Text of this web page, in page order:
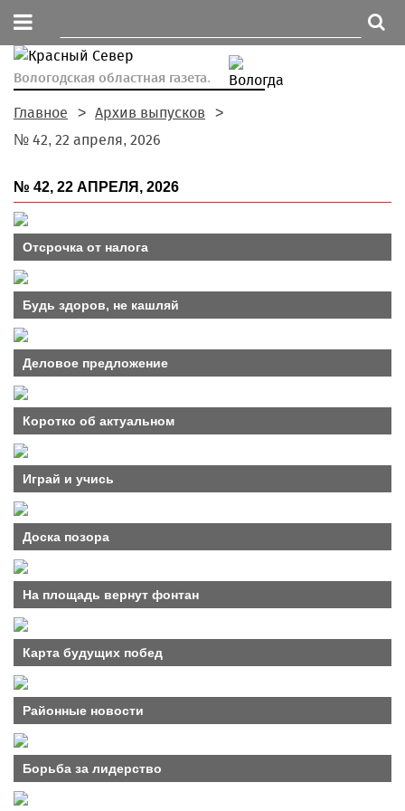
Вологодская областная газета.
Главное
Архив выпусков
№ 42, 22 апреля, 2026
№ 42, 22 АПРЕЛЯ, 2026
Отсрочка от налога
Будь здоров, не кашляй
Деловое предложение
Коротко об актуальном
Играй и учись
Доска позора
На площадь вернут фонтан
Карта будущих побед
Районные новости
Борьба за лидерство